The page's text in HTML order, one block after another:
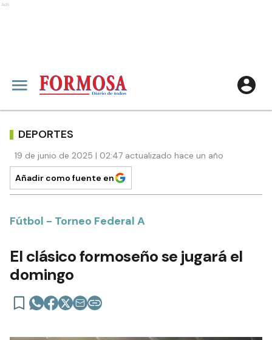
Ads
DEPORTES
19 de junio de 2025 | 02:47 actualizado hace un año
Añadir como fuente en
Fútbol - Torneo Federal A
El clásico formoseño se jugará el
domingo